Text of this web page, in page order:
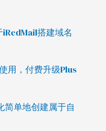
搭建域名
用，付费升级Plus
简单地创建属于自